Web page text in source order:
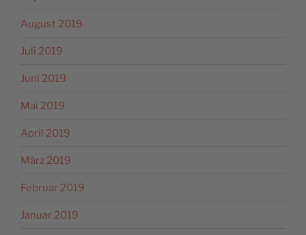
August 2019
Juli 2019
Juni 2019
Mai 2019
April 2019
März 2019
Februar 2019
Januar 2019